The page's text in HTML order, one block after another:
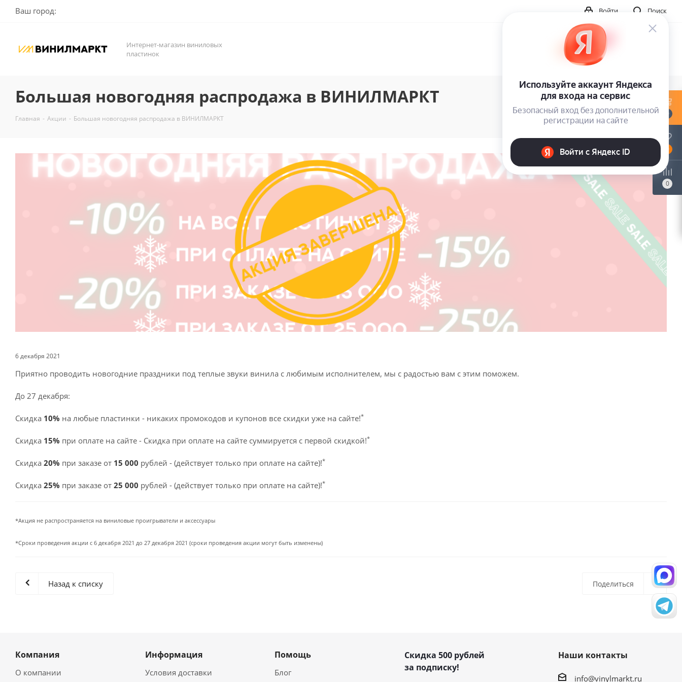
Ваш город: Поиск
Войти
Интернет-магазин виниловых
пластинок
Большая новогодняя распродажа в ВИНИЛМАРКТ
Главная - Акции - Большая новогодняя распродажа в ВИНИЛМАРКТ
6 декабря 2021
Приятно проводить новогодние праздники под теплые звуки винила с любимым исполнителем, мы с радостью вам с этим поможем.
До 27 декабря:
Скидка 10% на любые пластинки - никаких промокодов и купонов все скидки уже на сайте!*
Скидка 15% при оплате на сайте - Скидка при оплате на сайте суммируется с первой скидкой!*
Скидка 20% при заказе от 15 000 рублей - (действует только при оплате на сайте)!*
Скидка 25% при заказе от 25 000 рублей - (действует только при оплате на сайте)!*
*Акция не распространяется на виниловые проигрыватели и аксессуары
*Сроки проведения акции с 6 декабря 2021 до 27 декабря 2021 (сроки проведения акции могут быть изменены)
Поделиться
Назад к списку
Компания
О компании
Информация
Условия доставки
Помощь
Блог
Скидка 500 рублей
за подписку!
Наши контакты
info@vinylmarkt.ru
0
0
0